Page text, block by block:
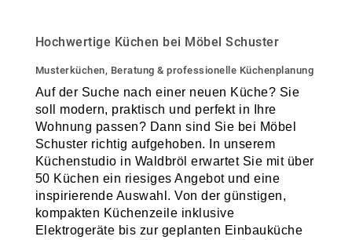
Hochwertige Küchen bei Möbel Schuster
Musterküchen, Beratung & professionelle Küchenplanung
Auf der Suche nach einer neuen Küche? Sie
soll modern, praktisch und perfekt in Ihre
Wohnung passen? Dann sind Sie bei Möbel
Schuster richtig aufgehoben. In unserem
Küchenstudio in Waldbröl erwartet Sie mit über
50 Küchen ein riesiges Angebot und eine
inspirierende Auswahl. Von der günstigen,
kompakten Küchenzeile inklusive
Elektrogeräte bis zur geplanten Einbauküche